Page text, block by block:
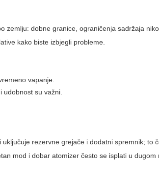
zemlju: dobne granice, ograničenja sadržaja
kako biste izbjegli probleme.
vapanje.
udobnost su važni.
rezervne grejače i dodatni spremnik; to
mod i dobar atomizer često se isplati u dugom